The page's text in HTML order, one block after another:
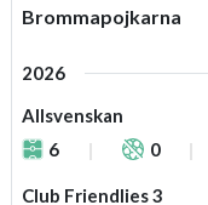
Brommapojkarna
2026
Allsvenskan
6
0
Club Friendlies 3